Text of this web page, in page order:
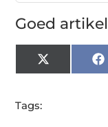
Goed
X
(Twitter)
Tags: